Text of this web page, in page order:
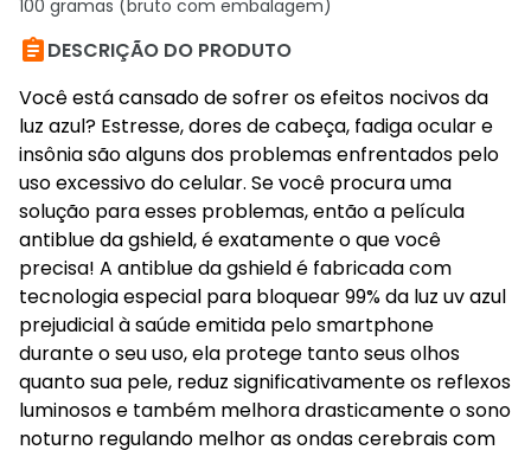
100 gramas (bruto com embalagem)
DESCRIÇÃO DO PRODUTO
Você está cansado de sofrer os efeitos nocivos da
luz azul? Estresse, dores de cabeça, fadiga ocular e
insônia são alguns dos problemas enfrentados pelo
uso excessivo do celular. Se você procura uma
solução para esses problemas, então a película
antiblue da gshield, é exatamente o que você
precisa! A antiblue da gshield é fabricada com
tecnologia especial para bloquear 99% da luz uv azul
prejudicial à saúde emitida pelo smartphone
durante o seu uso, ela protege tanto seus olhos
quanto sua pele, reduz significativamente os reflexos
luminosos e também melhora drasticamente o sono
noturno regulando melhor as ondas cerebrais com